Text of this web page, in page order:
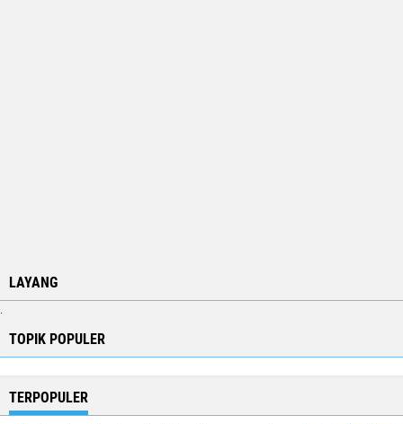
LAYANG
.
TOPIK POPULER
TERPOPULER